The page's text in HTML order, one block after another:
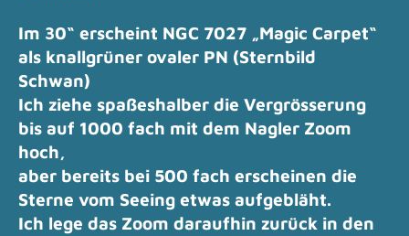
Im 30“ erscheint NGC 7027 „Magic Carpet“
als knallgrüner ovaler PN (Sternbild
Schwan)
Ich ziehe spaßeshalber die Vergrösserung
bis auf 1000 fach mit dem Nagler Zoom
hoch,
aber bereits bei 500 fach erscheinen die
Sterne vom Seeing etwas aufgebläht.
Ich lege das Zoom daraufhin zurück in den